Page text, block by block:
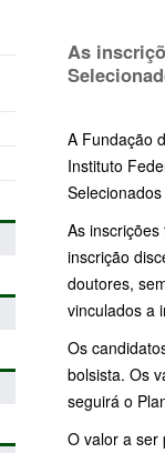
As
A Fundação
Instituto
As
inscrição
doutores,
vinculados a
Os
bolsista. Os
seguirá o
O valor a ser